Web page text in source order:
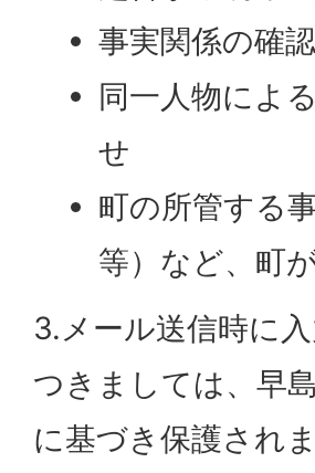
事実関係の確
同一人物によ
せ
町の所管する
等）など、町
3.メール送信時に
つきましては、早
に基づき保護され